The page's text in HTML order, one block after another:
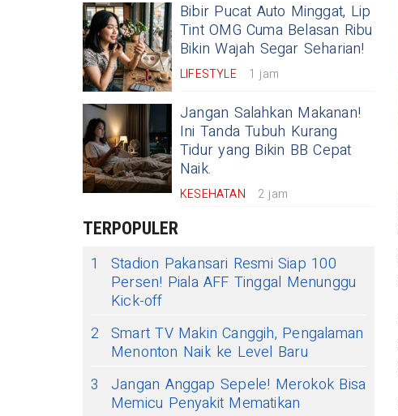
Bibir Pucat Auto Minggat, Lip
Tint OMG Cuma Belasan Ribu
Bikin Wajah Segar Seharian!
LIFESTYLE 1 jam
Jangan Salahkan Makanan!
Ini Tanda Tubuh Kurang
Tidur yang Bikin BB Cepat
Naik.
KESEHATAN 2 jam
TERPOPULER
1
Stadion Pakansari Resmi Siap 100
Persen! Piala AFF Tinggal Menunggu
Kick-off
2 Smart TV Makin Canggih, Pengalaman
Menonton Naik ke Level Baru
3
Jangan Anggap Sepele! Merokok Bisa
Memicu Penyakit Mematikan